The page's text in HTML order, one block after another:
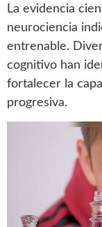
La evidencia
neurociencia
entrenable.
cognitivo han
fortalecer la
progresiva.